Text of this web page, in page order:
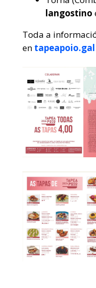
langostino
Toda a
en tapeapoio.gal